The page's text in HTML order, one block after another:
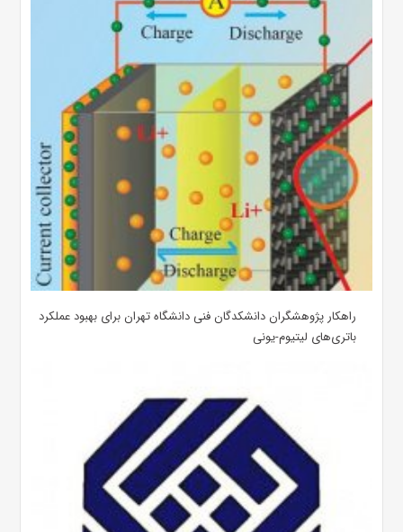
راهکار پژوهشگران دانشکدگان فنی دانشگاه تهران برای بهبود عملکرد
باتری‌های لیتیوم-یونی